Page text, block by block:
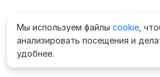
Мы используем файлы cookie ,
анализировать посещения и
удобнее.